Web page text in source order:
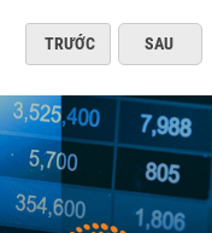
TRƯỚC SAU